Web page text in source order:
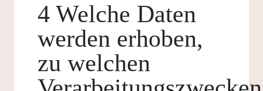
4 Welche Daten
werden erhoben,
zu welchen